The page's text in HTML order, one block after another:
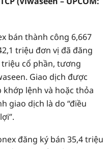
bán thành công 6,667
triệu đơn vị đã đăng
triệu cổ phần, tương
Giao dịch được
lệnh và hoặc thỏa
giao dịch là do “điều
đăng ký bán 35,4 triệu